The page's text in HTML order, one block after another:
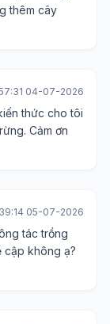
thêm cây
04-07-2026
thức cho tôi
Cảm ơn
05-07-2026
tác trồng
cập không ạ?